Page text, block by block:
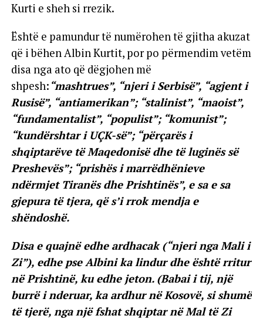
Kurti e sheh si rrezik.
Është e pamundur të numërohen të gjitha akuzat
që i bëhen Albin Kurtit, por po përmendim vetëm
disa nga ato që dëgjohen më
shpesh: “mashtrues”, “njeri i Serbisë”, “agjent i
Rusisë”, “antiamerikan”; “stalinist”, “maoist”,
“fundamentalist”, “populist”; “komunist”;
“kundërshtar i UÇK-së”; “përçarës i
shqiptarëve të Maqedonisë dhe të luginës së
Preshevës”; “prishës i marrëdhënieve
ndërmjet Tiranës dhe Prishtinës”, e sa e sa
gjepura të tjera, që s’i rrok mendja e
shëndoshë.
Disa e quajnë edhe ardhacak (“njeri nga Mali i
Zi”), edhe pse Albini ka lindur dhe është rritur
në Prishtinë, ku edhe jeton. (Babai i tij, një
burrë i nderuar, ka ardhur në Kosovë, si shumë
të tjerë, nga një fshat shqiptar në Mal të Zi